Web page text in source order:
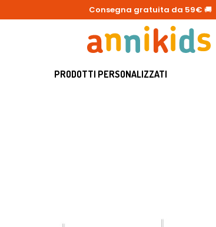
Consegna gratuita da 59€ 🚚
PRODOTTI PERSONALIZZATI